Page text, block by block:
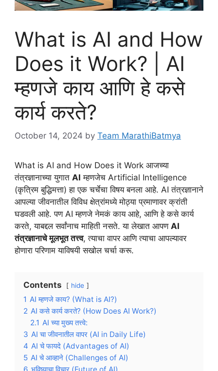
What is AI and How
Does it Work? | AI
म्हणजे काय आणि हे कसे
कार्य करते?
October 14, 2024 by Team MarathiBatmya
What is AI and How Does it Work आजच्या
तंत्रज्ञानाच्या युगात AI म्हणजेच Artificial Intelligence
(कृत्रिम बुद्धिमत्ता) हा एक चर्चेचा विषय बनला आहे. AI तंत्रज्ञानाने
आपल्या जीवनातील विविध क्षेत्रांमध्ये मोठ्या प्रमाणावर क्रांती
घडवली आहे. पण AI म्हणजे नेमकं काय आहे, आणि हे कसे कार्य
करते, याबद्दल सर्वांनाच माहिती नसते. या लेखात आपण AI
तंत्रज्ञानाचे मूलभूत तत्त्व, त्याचा वापर आणि त्याचा आपल्यावर
होणारा परिणाम याविषयी सखोल चर्चा करू.
Contents hide
1 AI म्हणजे काय? (What is AI?)
2 AI कसे कार्य करते? (How Does AI Work?)
2.1 AI च्या मुख्य तत्त्वे:
3 AI चा जीवनातील वापर (AI in Daily Life)
4 AI चे फायदे (Advantages of AI)
5 AI चे आव्हाने (Challenges of AI)